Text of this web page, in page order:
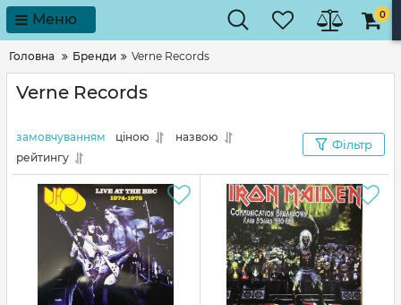
Меню 0
Головна Бренди Verne Records
Verne Records
замовчуванням ціною
назвою
рейтингу
Фільтр